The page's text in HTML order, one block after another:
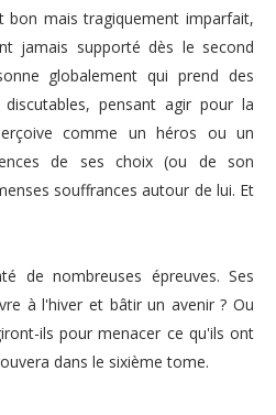
bon mais tragiquement imparfait,
jamais supporté dès le second
globalement qui prend des
pensant agir pour la
comme un héros ou un
de ses choix (ou de son
souffrances autour de lui. Et
de nombreuses épreuves. Ses
à l'hiver et bâtir un avenir ? Ou
ils pour menacer ce qu'ils ont
dans le sixième tome.